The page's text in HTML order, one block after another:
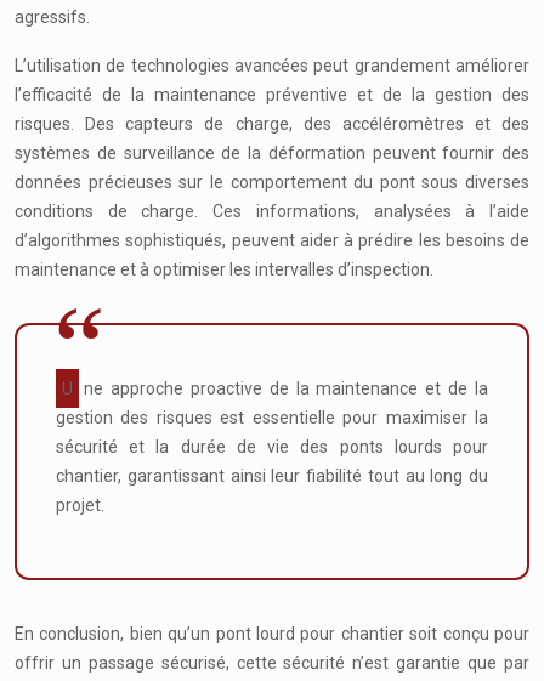
agressifs.
L’utilisation de technologies avancées peut grandement améliorer
l’efficacité de la maintenance préventive et de la gestion des
risques. Des capteurs de charge, des accéléromètres et des
systèmes de surveillance de la déformation peuvent fournir des
données précieuses sur le comportement du pont sous diverses
conditions de charge. Ces informations, analysées à l’aide
d’algorithmes sophistiqués, peuvent aider à prédire les besoins de
maintenance et à optimiser les intervalles d’inspection.
Une approche proactive de la maintenance et de la
gestion des risques est essentielle pour maximiser la
sécurité et la durée de vie des ponts lourds pour
chantier, garantissant ainsi leur fiabilité tout au long du
projet.
En conclusion, bien qu’un pont lourd pour chantier soit conçu pour
offrir un passage sécurisé, cette sécurité n’est garantie que par